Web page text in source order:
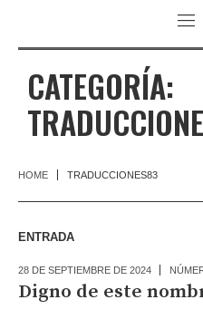
CATEGORÍA:
HOME TRADUCCIONES83
ENTRADA
28 DE SEPTIEMBRE DE 2024
Digno de este